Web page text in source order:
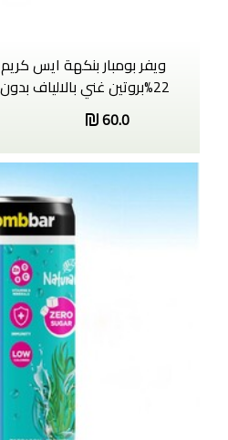
ويفر بومبار بنكهة ايس
22%بروتين غني بالالياف بدون سكر وجلوتين 45 غم
60.0